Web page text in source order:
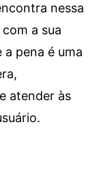
nessa
a sua
pena é uma
atender às